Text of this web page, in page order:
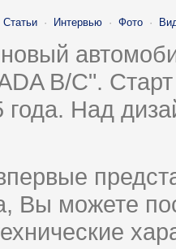
Статьи · Интервью · Фото ·
B/C".
года. Над
Вы можете